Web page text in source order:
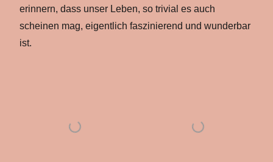
erinnern, dass unser Leben, so trivial es auch
scheinen mag, eigentlich faszinierend und wunderbar
ist.